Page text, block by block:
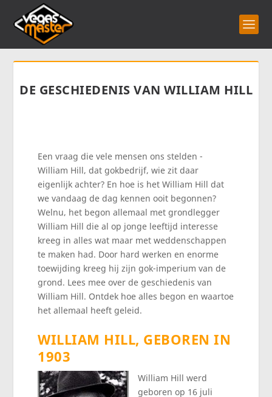
DE GESCHIEDENIS VAN WILLIAM HILL
Een vraag die vele mensen ons stelden -
William Hill, dat gokbedrijf, wie zit daar
eigenlijk achter? En hoe is het William Hill dat
we vandaag de dag kennen ooit begonnen?
Welnu, het begon allemaal met grondlegger
William Hill die al op jonge leeftijd interesse
kreeg in alles wat maar met weddenschappen
te maken had. Door hard werken en enorme
toewijding kreeg hij zijn gok-imperium van de
grond. Lees mee over de geschiedenis van
William Hill. Ontdek hoe alles begon en waartoe
het allemaal heeft geleid.
WILLIAM HILL, GEBOREN IN
1903
William Hill werd
geboren op 16 juli